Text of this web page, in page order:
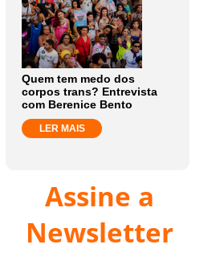
Quem tem medo dos
corpos trans? Entrevista
com Berenice Bento
LER MAIS
Assine a
Newsletter